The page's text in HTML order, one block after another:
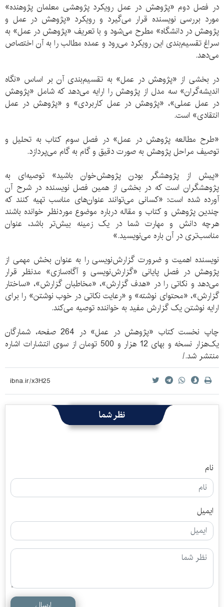
در فصل دوم «پژوهش در عمل رویکرد پژوهشی معلمان پژوهنده»
مورد بررسی نویسنده قرار می‌گیرد و رویکرد «پژوهش در عمل و
پژوهش در دانشگاه» مطرح می‌شود و با تعریف «پژوهش در عمل» به
سراغ تقسیم‌بندی این رویکرد می‌رود و عمده مطالب را به آن اختصاص
می‌دهد.
در بخشی از «پژوهش در عمل» به تقسیم‌بندی آن بر اساس «نگاه
اندیشه‌گران» سه مدل از پژوهش را ارایه می‌دهد که شامل «پژوهش
در عمل عملی»، «پژوهش در عمل کاربردی» و «پژوهش در عمل
انتقادی» است.
«طرح مطالعه پژوهش در عمل» در فصل سوم کتاب به تحلیل و
توصیف مراحل پژوهش به صورت دقیق و گام به گام می‌پردازد.
«پیش از پژوهشگر بودن پژوهش‌خوان باشید» توصیه‌ای به
پژوهشگران است که در بخشی از همین فصل نویسنده در شرح آن
آورده شده است: «کسانی می‌توانند عنوان‌های مناسب تهیه کنند که
چندین پژوهش و کتاب و مقاله درباره موضوع موردنظر خوانده باشند
هرچه دانش و مهارت شما در یک زمینه بیش‌تر باشد، عنوان
مناسب‌تری در آن باره می‌نویسید.»
نویسنده اهمیت و ضرورت گزارش‌نویسی را به عنوان بخش مهمی از
پژوهش در فصل پایانی «گزارش‌نویسی و آگاه‌سازی» مدنظر قرار
می‌دهد و نکاتی را در «هدف گزارش»، «مخاطبان گزارش»، «ساختار
گزارش»، «محتوای نوشته» و «رعایت نکاتی در خوب نوشتن» را برای
ارایه نوشتن یک گزارش مفید به خواننده توصیه می‌کند.
چاپ نخست کتاب «پژوهش در عمل» در 264 صفحه، شمارگان
یک‌هزار نسخه و بهای 12 هزار و 500 تومان از سوی انتشارات اشاره
منتشر شد./
نظر شما
نام
ایمیل